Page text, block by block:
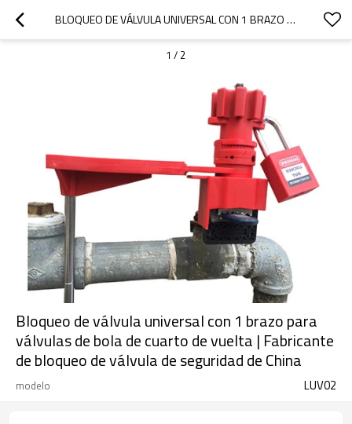
BLOQUEO DE VÁLVULA UNIVERSAL CON 1 BRAZO PARA VÁLVULAS DE BOLA DE CUARTO DE VUELTA | FABRICANTE DE BLOQUEO DE VÁLVULA DE SEGURIDAD DE CHINA
1 / 2
Bloqueo de válvula universal con 1 brazo para
válvulas de bola de cuarto de vuelta | Fabricante
de bloqueo de válvula de seguridad de China
modelo LUV02